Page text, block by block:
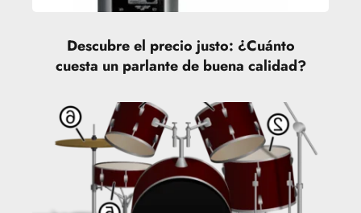
Descubre el precio justo: ¿Cuánto
cuesta un parlante de buena calidad?